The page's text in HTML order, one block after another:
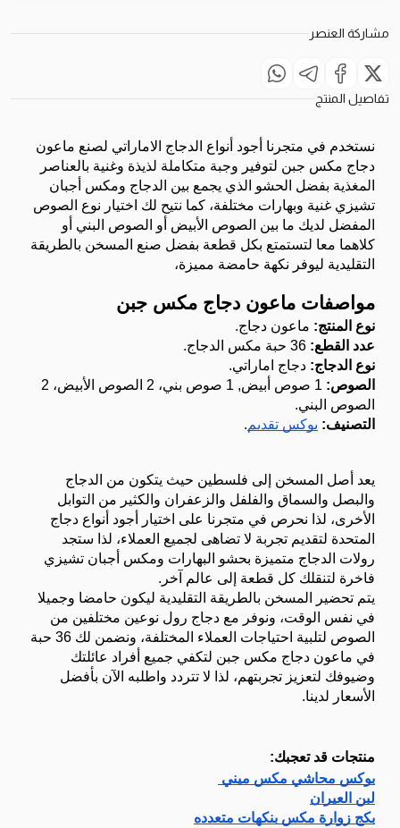
مشاركة العنصر
تفاصيل المنتج
التقليدية ليوفر نكهة حامضة مميزة،
مواصفات ماعون دجاج مكس جبن
نوع المنتج: ماعون دجاج.
عدد القطع: 36 حبة مكس الدجاج.
نوع الدجاج: دجاج اماراتي.
الصوص:
الصوص البني.
التصنيف: بوكس تقديم.
فاخرة لتنقلك كل قطعة إلى عالم آخر.
الأسعار لدينا.
منتجات قد تعجبك:
بوكس محاشي مكس ميني
لبن العيران
بكج زوارة مكس بنكهات متعدده